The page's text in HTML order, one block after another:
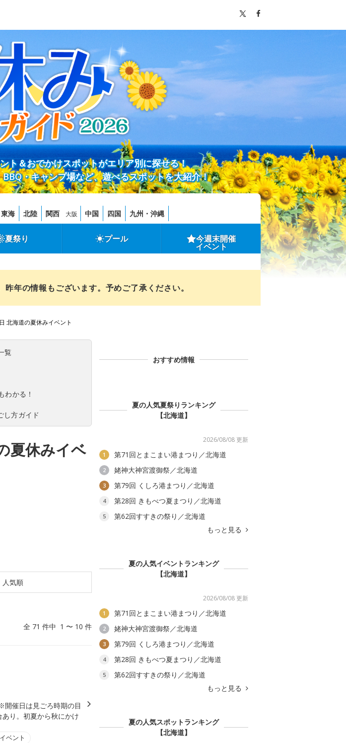
ト＆おでかけスポットがエリア別に探せる！
・キャンプ場など、遊べるスポットを大紹介！
東海 北陸 関西 大阪 中国 四国 九州・沖縄
夏祭り プール 今週末開催
イベント
年の情報もございます。予めご了承ください。
北海道の夏休みイベント
覧
わかる！
し方ガイド
夏休みイベ
人気順
全 71 件中 1 〜 10 件
催日は見ごろ時期の目
り。初夏から秋にかけ
ベント
おすすめ情報
夏の人気夏祭りランキング
【北海道】
2026/08/08 更新
1 第71回とまこまい港まつり／北海道
2 姥神大神宮渡御祭／北海道
3 第79回 くしろ港まつり／北海道
4 第28回 きもべつ夏まつり／北海道
5
第62回すすきの祭り／北海道
もっと見る
夏の人気イベントランキング
【北海道】
2026/08/08 更新
1 第71回とまこまい港まつり／北海道
2 姥神大神宮渡御祭／北海道
3 第79回 くしろ港まつり／北海道
4 第28回 きもべつ夏まつり／北海道
5
第62回すすきの祭り／北海道
もっと見る
夏の人気スポットランキング
【北海道】